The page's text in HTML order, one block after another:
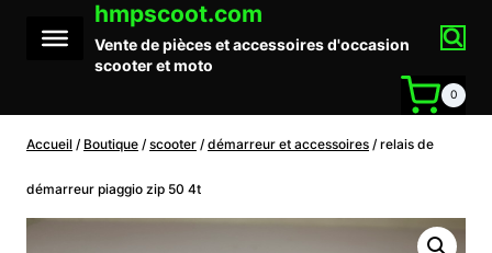
contenu
hmpscoot.com
Vente de pièces et accessoires d'occasion
scooter et moto
0
Accueil / Boutique / scooter / démarreur et accessoires / relais de
démarreur piaggio zip 50 4t